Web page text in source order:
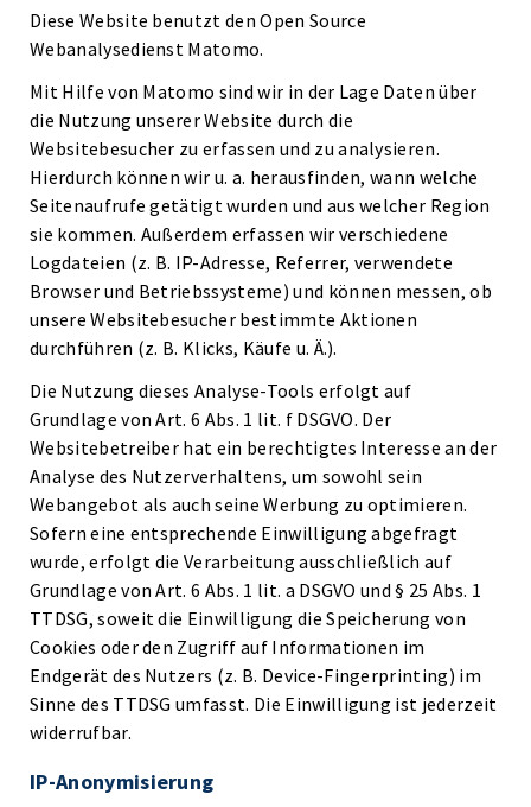
Diese Website benutzt den Open Source
Webanalysedienst Matomo.
Mit Hilfe von Matomo sind wir in der Lage Daten über
die Nutzung unserer Website durch die
Websitebesucher zu erfassen und zu analysieren.
Hierdurch können wir u. a. herausfinden, wann welche
Seitenaufrufe getätigt wurden und aus welcher Region
sie kommen. Außerdem erfassen wir verschiedene
Logdateien (z. B. IP-Adresse, Referrer, verwendete
Browser und Betriebssysteme) und können messen, ob
unsere Websitebesucher bestimmte Aktionen
durchführen (z. B. Klicks, Käufe u. Ä.).
Die Nutzung dieses Analyse-Tools erfolgt auf
Grundlage von Art. 6 Abs. 1 lit. f DSGVO. Der
Websitebetreiber hat ein berechtigtes Interesse an der
Analyse des Nutzerverhaltens, um sowohl sein
Webangebot als auch seine Werbung zu optimieren.
Sofern eine entsprechende Einwilligung abgefragt
wurde, erfolgt die Verarbeitung ausschließlich auf
Grundlage von Art. 6 Abs. 1 lit. a DSGVO und § 25 Abs. 1
TTDSG, soweit die Einwilligung die Speicherung von
Cookies oder den Zugriff auf Informationen im
Endgerät des Nutzers (z. B. Device-Fingerprinting) im
Sinne des TTDSG umfasst. Die Einwilligung ist jederzeit
widerrufbar.
IP-Anonymisierung